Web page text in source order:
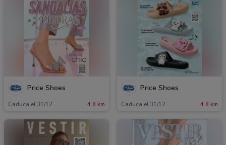
Price Shoes
Caduca el 31/12 4.8 km
Price Shoes
Caduca el 31/12 4.8 km